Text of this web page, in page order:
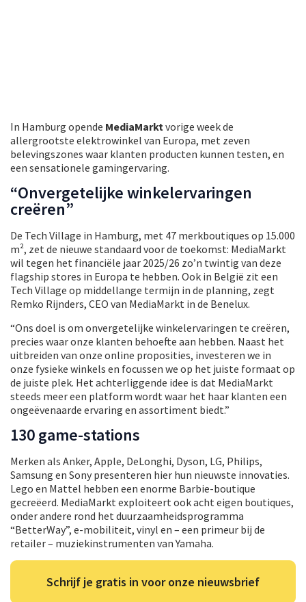
In Hamburg opende MediaMarktvorige week de
allergrootste elektrowinkel van Europa, met zeven
belevingszones waar klanten producten kunnen testen, en
een sensationele gamingervaring.
“Onvergetelijke winkelervaringen
creëren”
De Tech Village in Hamburg, met 47 merkboutiques op 15.000
m², zet de nieuwe standaard voor de toekomst: MediaMarkt
wil tegen het financiële jaar 2025/26 zo’n twintig van deze
flagship stores in Europa te hebben. Ook in België zit een
Tech Village op middellange termijn in de planning, zegt
Remko Rijnders, CEO van MediaMarkt in de Benelux.
“Ons doel is om onvergetelijke winkelervaringen te creëren,
precies waar onze klanten behoefte aan hebben. Naast het
uitbreiden van onze online proposities, investeren we in
onze fysieke winkels en focussen we op het juiste formaat op
de juiste plek. Het achterliggende idee is dat MediaMarkt
steeds meer een platform wordt waar het haar klanten een
ongeëvenaarde ervaring en assortiment biedt.”
130 game-stations
Merken als Anker, Apple, DeLonghi, Dyson, LG, Philips,
Samsung en Sony presenteren hier hun nieuwste innovaties.
Lego en Mattel hebben een enorme Barbie-boutique
gecreëerd. MediaMarkt exploiteert ook acht eigen boutiques,
onder andere rond het duurzaamheidsprogramma
“BetterWay”, e-mobiliteit, vinyl en – een primeur bij de
retailer – muziekinstrumenten van Yamaha.
Schrijf je gratis in voor onze nieuwsbrief